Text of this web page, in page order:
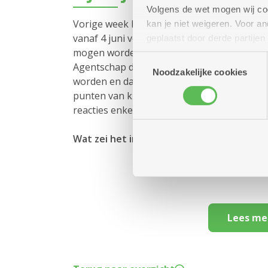
Volgens de wet mogen wij
kan je niet weigeren. Voor
geplaatst door derde
(geanonimiseerd) gebruik
combineren met andere
Toestemmingsselectie
Noodzakelijke cookies
Vorige week kreeg Zorgbedrijf Antwerpen
vanaf 4 juni voor 6 maanden geschorst
mogen worden gedurende die periode. In
Agentschap deze beslissing juridisch
worden en dat beide partijen in dialoog
punten van kritiek kloppen. Toch werd
reacties enkel via de pers, wat we betreuren.
Wat zei het inspectierapport van
Lees